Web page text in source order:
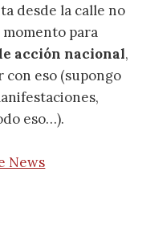
desde la calle no
para
acción nacional,
con eso (supongo
eso…).
News